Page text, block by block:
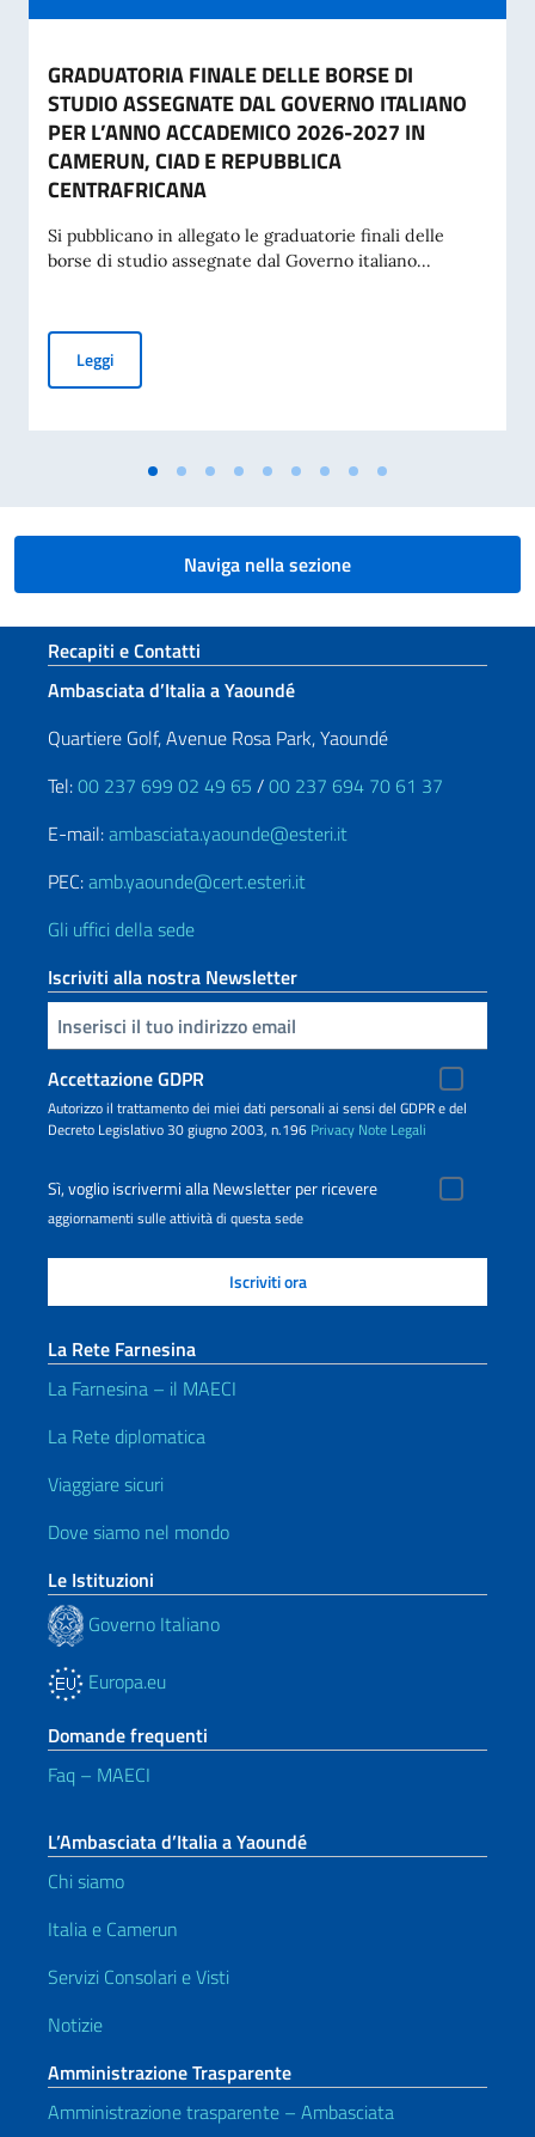
GRADUATORIA FINALE DELLE BORSE DI
STUDIO ASSEGNATE DAL GOVERNO ITALIANO
PER L’ANNO ACCADEMICO 2026-2027 IN
CAMERUN, CIAD E REPUBBLICA
CENTRAFRICANA
Si pubblicano in allegato le graduatorie finali delle
borse di studio assegnate dal Governo italiano...
LeggiGRADUATORIA FINALE DELLE BORSE DI STUDIO
Naviga nella sezione
Sezione footer
Recapiti e Contatti
Ambasciata d’Italia a Yaoundé
Quartiere Golf, Avenue Rosa Park, Yaoundé
Tel:00 237 699 02 49 65 /00 237 694 70 61 37
E-mail:ambasciata.yaounde@esteri.it
PEC:amb.yaounde@cert.esteri.it
Gli uffici della sede
Iscriviti alla nostra Newsletter
Inserisci la tua email
Accettazione GDPR
Autorizzo il trattamento dei miei dati personali ai sensi del GDPR e del
Decreto Legislativo 30 giugno 2003, n.196 Privacy Note Legali
Sì, voglio iscrivermi alla Newsletter per ricevere
aggiornamenti sulle attività di questa sede
La Rete Farnesina
La Farnesina – il MAECI
La Rete diplomatica
Viaggiare sicuri
Dove siamo nel mondo
Le Istituzioni
Governo Italiano
Europa.eu
Domande frequenti
Faq – MAECI
L’Ambasciata d’Italia a Yaoundé
Chi siamo
Italia e Camerun
Servizi Consolari e Visti
Notizie
Amministrazione Trasparente
Amministrazione trasparente – Ambasciata